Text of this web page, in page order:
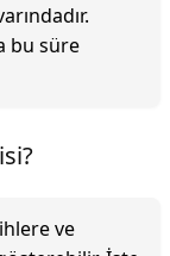
bu süre
ve